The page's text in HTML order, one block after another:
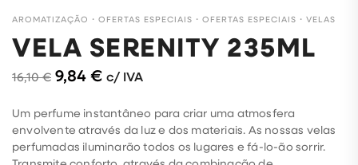
AROMATIZAÇÃO ・ OFERTAS ESPECIAIS ・ OFERTAS ESPECIAIS ・ VELAS
VELA SERENITY 235ML
16,10€ 9,84€ c/ IVA
Um perfume instantâneo para criar uma atmosfera
envolvente através da luz e dos materiais. As nossas velas
perfumadas iluminarão todos os lugares e fá-lo-ão sorrir.